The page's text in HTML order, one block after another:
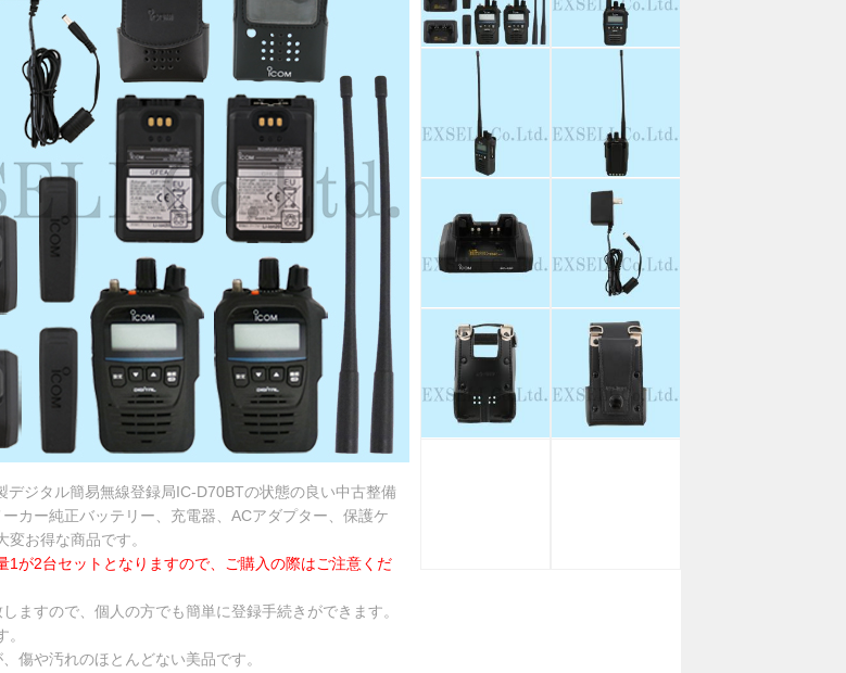
デジタル簡易無線登録局IC-D70BTの状態の良い中古整備
カー純正バッテリー、充電器、ACアダプター、保護ケ
変お得な商品です。
1が2台セットとなりますので、ご購入の際はご注意くだ
ますので、個人の方でも簡単に登録手続きができます。
傷や汚れのほとんどない美品です。